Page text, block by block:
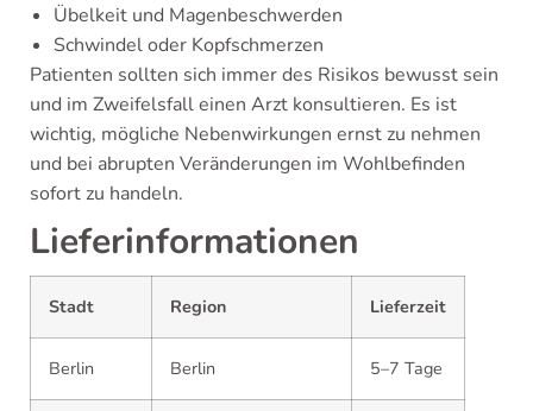
Übelkeit und Magenbeschwerden
Schwindel oder Kopfschmerzen
Patienten sollten sich immer des Risikos bewusst sein
und im Zweifelsfall einen Arzt konsultieren. Es ist
wichtig, mögliche Nebenwirkungen ernst zu nehmen
und bei abrupten Veränderungen im Wohlbefinden
sofort zu handeln.
Lieferinformationen
Stadt Region Lieferzeit
Berlin Berlin 5–7 Tage